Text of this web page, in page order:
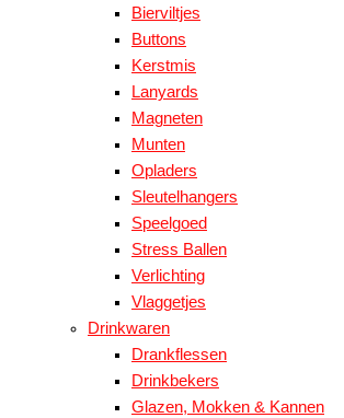
Bierviltjes
Buttons
Kerstmis
Lanyards
Magneten
Munten
Opladers
Sleutelhangers
Speelgoed
Stress Ballen
Verlichting
Vlaggetjes
Drinkwaren
Drankflessen
Drinkbekers
Glazen, Mokken & Kannen